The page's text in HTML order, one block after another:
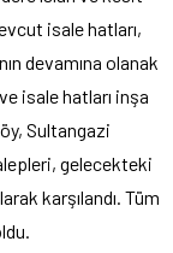
isale hatları,
devamına olanak
isale hatları inşa
Sultangazi
gelecekteki
karşılandı. Tüm